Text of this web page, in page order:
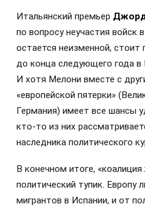
Итальянский премьер
по вопросу неучастия войск
остается неизменной,
до конца следующего года
И хотя Мелони вместе с
«европейской пятерки»
Германия) имеет все шансы
кто-то из них
наследника политического
В конечном итоге,
политический тупик. Европу
мигрантов в Испании, и от